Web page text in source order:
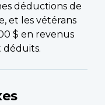
déductions de
et les vétérans
$ en revenus
déduits.